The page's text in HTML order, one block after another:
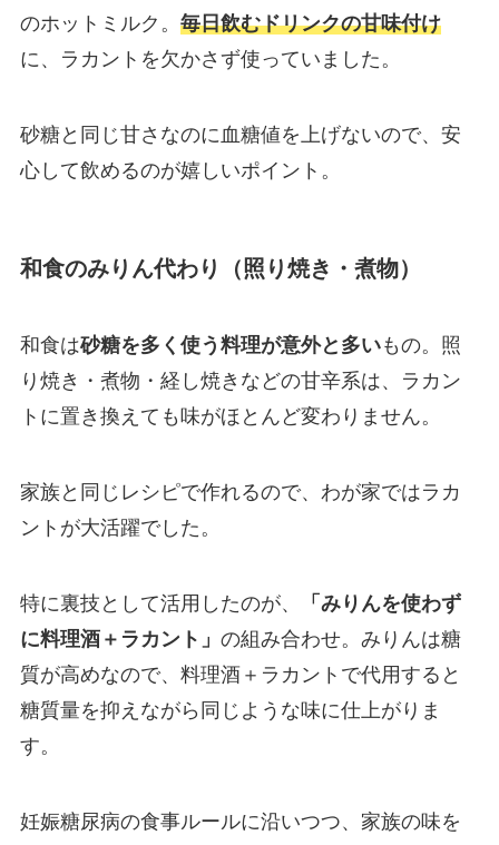
のホットミルク。 毎日飲むドリンクの甘味付け
に、ラカントを欠かさず使っていました。
砂糖と同じ甘さなのに血糖値を上げないので、安
心して飲めるのが嬉しいポイント。
和食のみりん代わり（照り焼き・煮物）
和食は砂糖を多く使う料理が意外と多いもの。照
り焼き・煮物・経し焼きなどの甘辛系は、ラカン
トに置き換えても味がほとんど変わりません。
家族と同じレシピで作れるので、わが家ではラカ
ントが大活躍でした。
特に裏技として活用したのが、
「みりんを使わず
に料理酒＋ラカント」 の組み合わせ。みりんは糖
質が高めなので、料理酒＋ラカントで代用すると
糖質量を抑えながら同じような味に仕上がりま
す。
妊娠糖尿病の食事ルールに沿いつつ、家族の味を